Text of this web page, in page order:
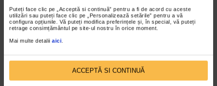
Puteți face clic pe „Acceptă si continuă” pentru a fi de acord cu aceste
utilizări sau puteți face clic pe „Personalizează setările” pentru a vă
configura opțiunile. Vă puteți modifica preferințele și, în special, vă puteți
retrage consimțământul pe site-ul nostru în orice moment.
Mai multe detalii aici.
ACCEPTĂ SI CONTINUĂ
CATENA RECOMANDA